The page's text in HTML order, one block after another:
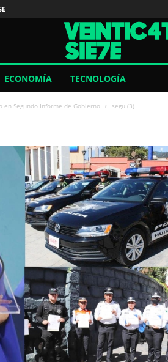
ECONOMÍA TECNOLOGÍA
Segundo Informe de Gobierno segu (3)